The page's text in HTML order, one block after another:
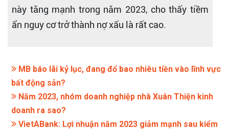
này tăng mạnh trong năm 2023, cho thấy tiềm
ẩn nguy cơ trở thành nợ xấu là rất cao.
MB báo lãi kỷ lục, đang đổ bao nhiêu tiền vào lĩnh vực
bất động sản?
Năm 2023, nhóm doanh nghiệp nhà Xuân Thiện kinh
doanh ra sao?
VietABank: Lợi nhuận năm 2023 giảm mạnh sau kiểm